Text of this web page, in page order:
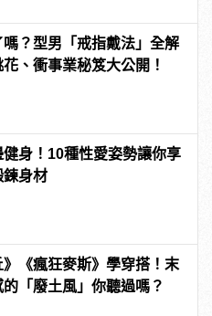
嗎？型男「戒指戴法」全解
、衝事業秘笈大公開！
健身！10種性愛姿勢讓你享
鍊身材
》《瘋狂麥斯》學穿搭！末
「廢土風」你聽過嗎？